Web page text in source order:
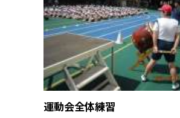
運動会全体練習